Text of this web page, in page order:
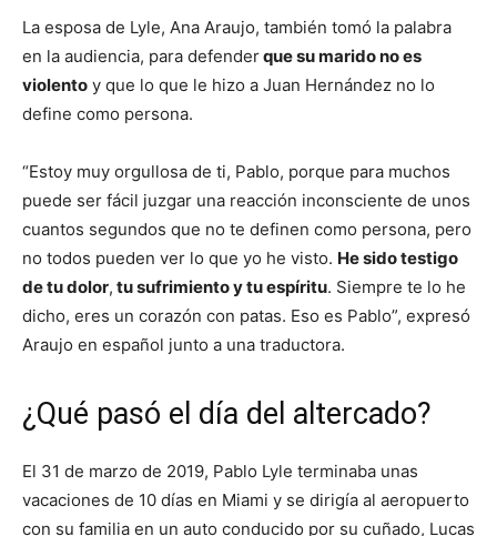
La esposa de Lyle, Ana Araujo, también tomó la palabra
en la audiencia, para defenderque su marido no es
violento y que lo que le hizo a Juan Hernández no lo
define como persona.
“Estoy muy orgullosa de ti, Pablo, porque para muchos
puede ser fácil juzgar una reacción inconsciente de unos
cuantos segundos que no te definen como persona, pero
no todos pueden ver lo que yo he visto. He sido testigo
de tu dolor, tu sufrimiento y tu espíritu. Siempre te lo he
dicho, eres un corazón con patas. Eso es Pablo”, expresó
Araujo en español junto a una traductora.
¿Qué pasó el día del altercado?
El 31 de marzo de 2019, Pablo Lyle terminaba unas
vacaciones de 10 días en Miami y se dirigía al aeropuerto
con su familia en un auto conducido por su cuñado, Lucas